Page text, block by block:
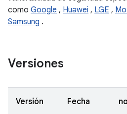
como Google , Huawei , LGE ,
Samsung .
Versiones
Versión Fecha